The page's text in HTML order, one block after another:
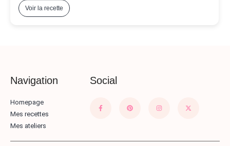
Voir la recette
Navigation
Homepage
Mes recettes
Mes ateliers
Social